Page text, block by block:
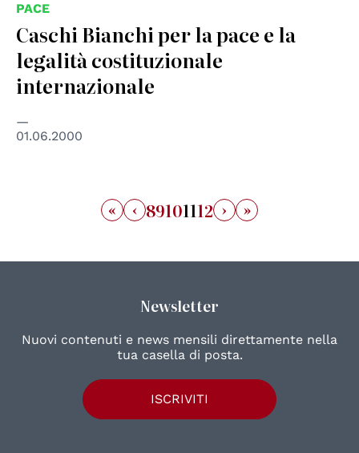
PACE
Caschi Bianchi per la pace e la
legalità costituzionale
internazionale
01.06.2000
« ‹ 89101112 › »
Newsletter
Nuovi contenuti e news mensili direttamente nella
tua casella di posta.
ISCRIVITI